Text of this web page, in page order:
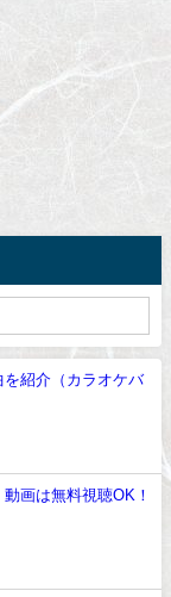
紹介（カラオケバ
画は無料視聴OK！